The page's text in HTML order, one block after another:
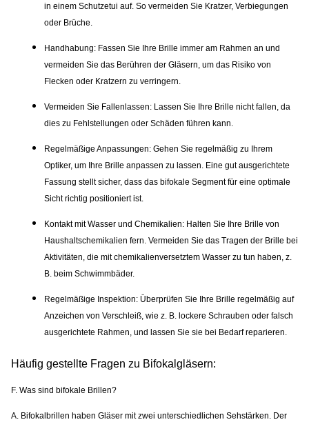
in einem Schutzetui auf. So vermeiden Sie Kratzer, Verbiegungen
oder Brüche.
Handhabung: Fassen Sie Ihre Brille immer am Rahmen an und
vermeiden Sie das Berühren der Gläsern, um das Risiko von
Flecken oder Kratzern zu verringern.
Vermeiden Sie Fallenlassen: Lassen Sie Ihre Brille nicht fallen, da
dies zu Fehlstellungen oder Schäden führen kann.
Regelmäßige Anpassungen: Gehen Sie regelmäßig zu Ihrem
Optiker, um Ihre Brille anpassen zu lassen. Eine gut ausgerichtete
Fassung stellt sicher, dass das bifokale Segment für eine optimale
Sicht richtig positioniert ist.
Kontakt mit Wasser und Chemikalien: Halten Sie Ihre Brille von
Haushaltschemikalien fern. Vermeiden Sie das Tragen der Brille bei
Aktivitäten, die mit chemikalienversetztem Wasser zu tun haben, z.
B. beim Schwimmbäder.
Regelmäßige Inspektion: Überprüfen Sie Ihre Brille regelmäßig auf
Anzeichen von Verschleiß, wie z. B. lockere Schrauben oder falsch
ausgerichtete Rahmen, und lassen Sie sie bei Bedarf reparieren.
Häufig gestellte Fragen zu Bifokalgläsern:
F. Was sind bifokale Brillen?
A. Bifokalbrillen haben Gläser mit zwei unterschiedlichen Sehstärken. Der